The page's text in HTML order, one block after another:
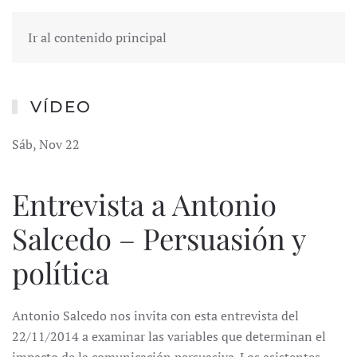
Ir al contenido principal
VÍDEO
Sáb, Nov 22
Entrevista a Antonio
Salcedo – Persuasión y
política
Antonio Salcedo nos invita con esta entrevista del
22/11/2014 a examinar las variables que determinan el